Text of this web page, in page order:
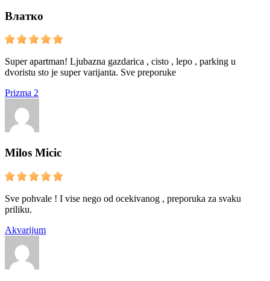
Влатко
Super apartman! Ljubazna gazdarica , cisto , lepo , parking u
dvoristu sto je super varijanta. Sve preporuke
Prizma 2
Milos Micic
Sve pohvale ! I vise nego od ocekivanog , preporuka za svaku
priliku.
Akvarijum